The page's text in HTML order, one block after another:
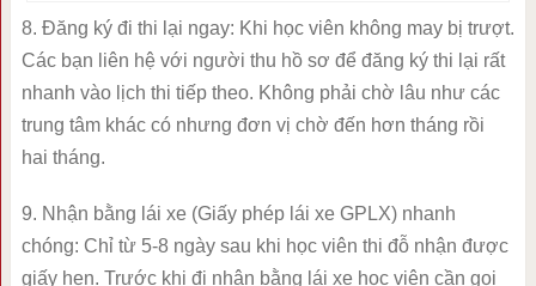
8. Đăng ký đi thi lại ngay: Khi học viên không may bị trượt.
Các bạn liên hệ với người thu hồ sơ để đăng ký thi lại rất
nhanh vào lịch thi tiếp theo. Không phải chờ lâu như các
trung tâm khác có nhưng đơn vị chờ đến hơn tháng rồi
hai tháng.
9. Nhận bằng lái xe (Giấy phép lái xe GPLX) nhanh
chóng: Chỉ từ 5-8 ngày sau khi học viên thi đỗ nhận được
giấy hẹn. Trước khi đi nhận bằng lái xe học viên cần gọi